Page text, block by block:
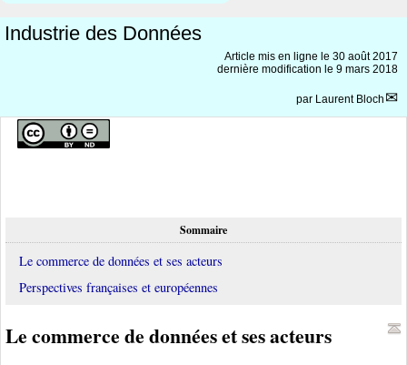
Industrie des Données
Article mis en ligne le 30 août 2017
dernière modification le 9 mars 2018
par Laurent Bloch
Sommaire
Le commerce de données et ses acteurs
Perspectives françaises et européennes
Le commerce de données et ses acteurs